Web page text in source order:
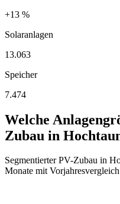
+13 %
Solaranlagen
13.063
Speicher
7.474
Welche
Zubau in
Segmentierter PV-Zubau in
Monate mit Vorjahresvergleich